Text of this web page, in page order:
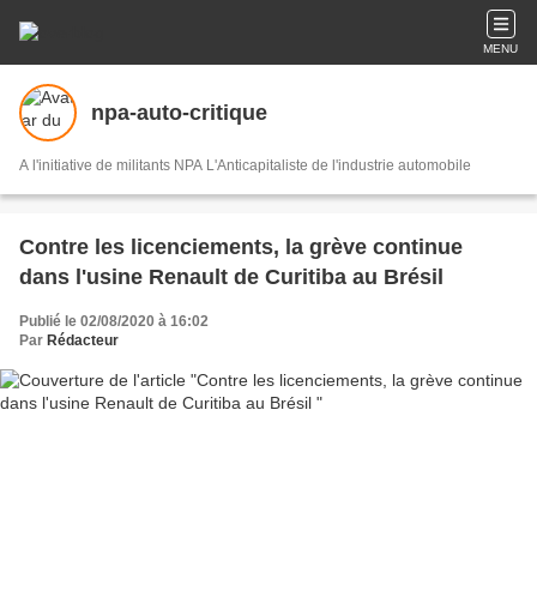
MENU
npa-auto-critique
A l'initiative de militants NPA L'Anticapitaliste de l'industrie automobile
Contre les licenciements, la grève continue
dans l'usine Renault de Curitiba au Brésil
Publié le 02/08/2020 à 16:02
Par Rédacteur